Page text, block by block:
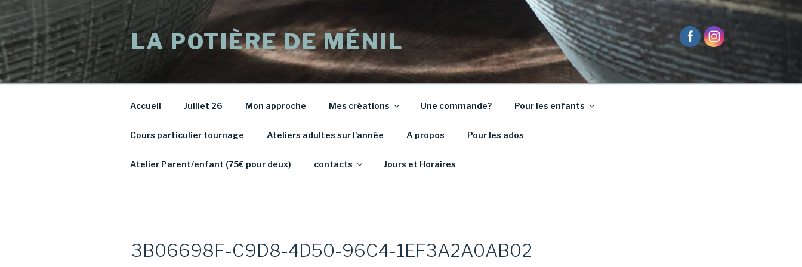
Aller
au
contenu
principal
LA POTIÈRE DE MÉNIL
Accueil Juillet 26 Mon approche Mes créations Une commande? Pour les enfants
Cours particulier tournage Ateliers adultes sur l’année A propos Pour les ados
Atelier Parent/enfant (75€ pour deux) contacts Jours et Horaires
3B06698F-C9D8-4D50-96C4-1EF3A2A0AB02